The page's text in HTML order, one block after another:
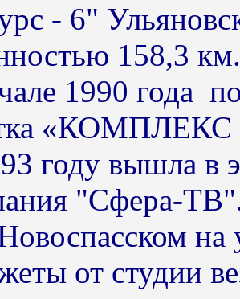
- 6"
158,3 км.
1990 года п
«КОМПЛЕКС
вышла в
"Сфера-
на
от студии